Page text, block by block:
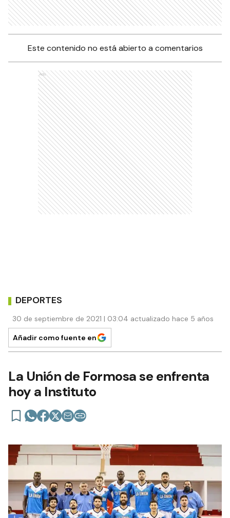
Este contenido no está abierto a comentarios
Ads
DEPORTES
30 de septiembre de 2021 | 03:04 actualizado hace 5 años
Añadir como fuente en
La Unión de Formosa se enfrenta
hoy a Instituto